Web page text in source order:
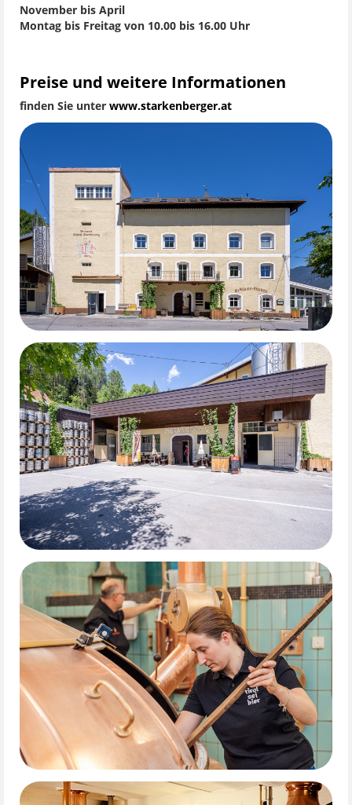
November bis April
Montag bis Freitag von 10.00 bis 16.00 Uhr
Preise und weitere Informationen
finden Sie unter www.starkenberger.at